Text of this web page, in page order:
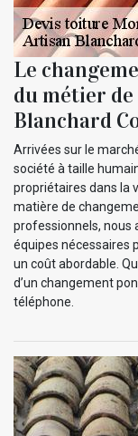
Le
du métier
Blanchard
Arrivées sur le
société à taille
propriétaires dans la
matière de
professionnels, nous
équipes nécessaires
un coût abordable.
d’un changement
téléphone.